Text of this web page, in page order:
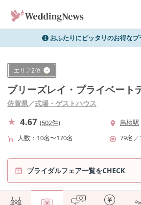
おふたりにピッタリのお得な
エリア2位
ブリーズレイ・プライベート
佐賀県／式場・ゲストハウス
4.67 (502件)
鳥栖駅
人数
10名〜170名 79名 ／
ブライダルフェア一覧をCHECK